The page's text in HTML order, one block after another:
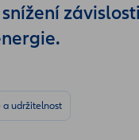
a udržitelnost